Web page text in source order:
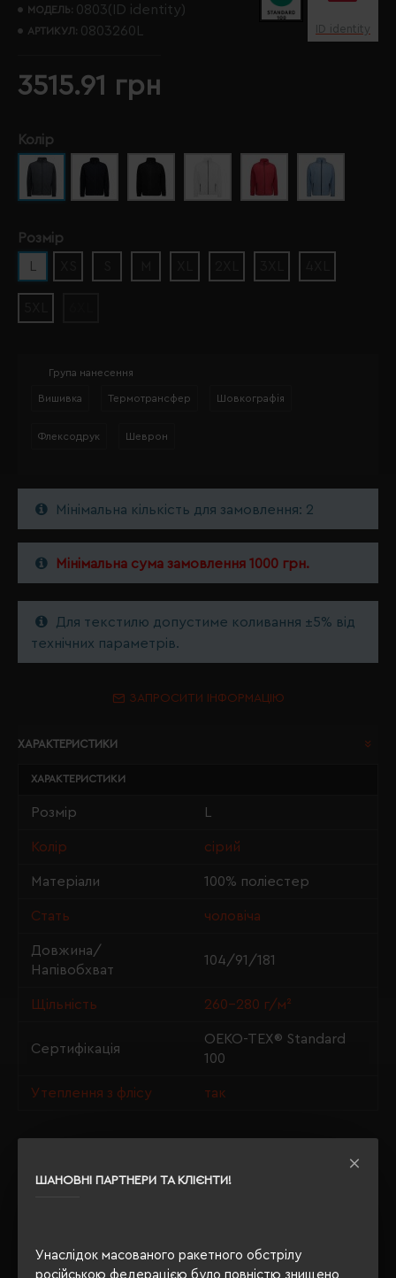
ШАНОВНІ ПАРТНЕРИ ТА КЛІЄНТИ!
Унаслідок масованого ракетного обстрілу
російською федерацією було повністю знищено
МОДЕЛЬ: 0803(ID identity)
АРТИКУЛ: 0803260L ID identity
3515.91 грн
Колір
Розмір
Група нанесення
Вишивка Термотрансфер Шовкографія
Флексодрук Шеврон
Мінімальна кількість для замовлення: 2
Мінімальна сума замовлення 1000 грн.
Для текстилю допустиме коливання ±5% від
технічних параметрів.
ЗАПРОСИТИ ІНФОРМАЦІЮ
ХАРАКТЕРИСТИКИ
ХАРАКТЕРИСТИКИ
Розмір
Колір сірий
Матеріали 100% поліестер
Стать чоловіча
Довжина/
Напівобхват
104/91/181
Щільність 260-280 г/м²
Сертифікація
OEKO-TEX® Standard
100
Утеплення з флісу так